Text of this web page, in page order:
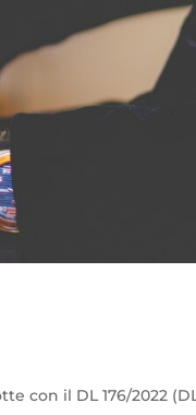
con il DL 176/2022